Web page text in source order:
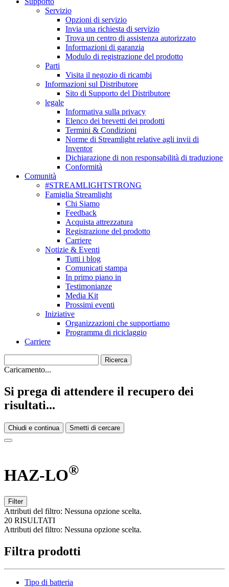
Servizio
Opzioni di servizio
Invia una richiesta di servizio
Trova un centro di assistenza autorizzato
Informazioni di garanzia
Modulo di registrazione del prodotto
Parti
Visita il negozio di ricambi
Informazioni sul Distributore
Sito di Supporto del Distributore
legale
Informativa sulla privacy
Elenco dei brevetti dei prodotti
Termini & Condizioni
Norme di Streamlight relative agli invii di
Inventor
Dichiarazione di non responsabilità di traduzione
Conformità
Comunità
#STREAMLIGHTSTRONG
Famiglia Streamlight
Chi Siamo
Feedback
Acquista attrezzatura
Registrazione del prodotto
Carriere
Notizie & Eventi
Tutti i blog
Comunicati stampa
In primo piano in
Testimonianze
Media Kit
Prossimi eventi
Iniziative
Organizzazioni che supportiamo
Programma di riciclaggio
Carriere
Caricamento...
Si prega di attendere il recupero dei
risultati...
Chiudi e continua Smetti di cercare
HAZ-LO®
Filter
Attributi del filtro: Nessuna opzione scelta.
20 RISULTATI
Attributi del filtro: Nessuna opzione scelta.
Filtra prodotti
Tipo di batteria